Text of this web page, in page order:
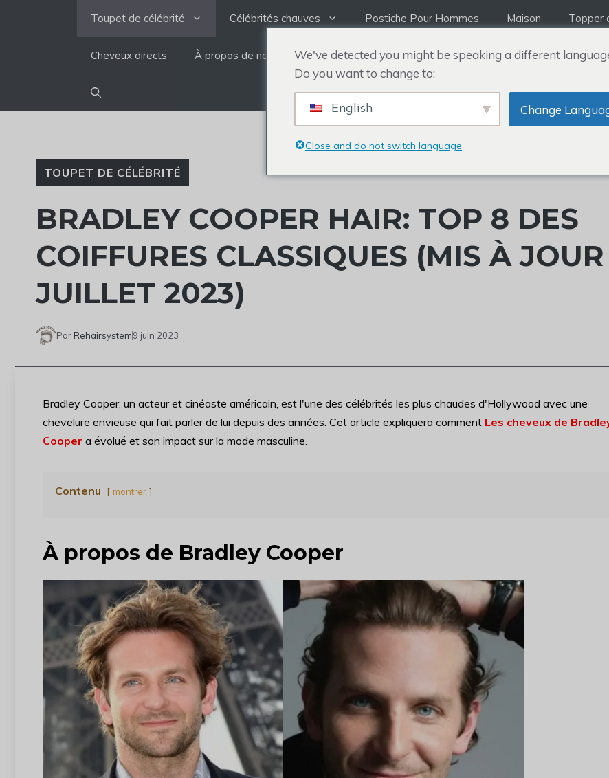
Toupet de célébrité Célébrités chauves Postiche Pour Hommes Maison Topper
Cheveux directs À propos de nous
TOUPET DE CÉLÉBRITÉ
BRADLEY COOPER HAIR: TOP 8 DES
COIFFURES CLASSIQUES (MIS À
JUILLET 2023)
Par Rehairsystem9 juin 2023
Bradley Cooper, un acteur et cinéaste américain, est l'une des célébrités les plus chaudes d'Hollywood avec une
chevelure envieuse qui fait parler de lui depuis des années. Cet article expliquera comment Les cheveux de
Cooper a évolué et son impact sur la mode masculine.
Contenu montrer
À propos de Bradley Cooper
We've detected you might be speaking a different
Do you want to change to:
English Change
Close and do not switch language